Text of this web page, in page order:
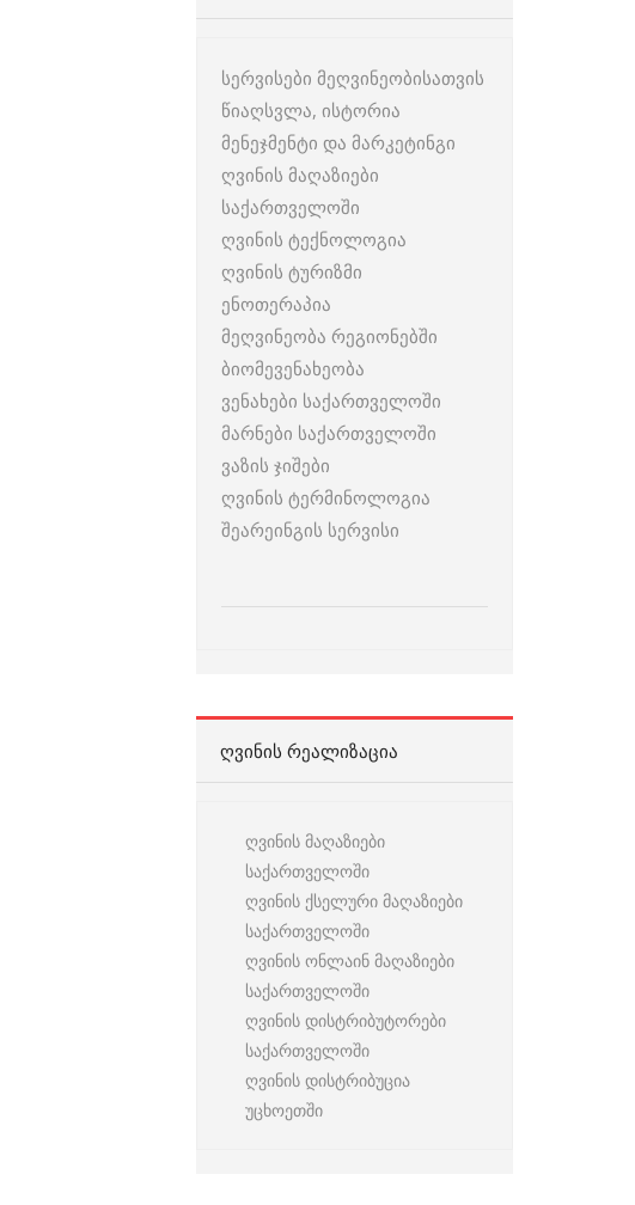
სერვისები მეღვინეობისათვის
წიაღსვლა, ისტორია
მენეჯმენტი და მარკეტინგი
ღვინის მაღაზიები
საქართველოში
ღვინის ტექნოლოგია
ღვინის ტურიზმი
ენოთერაპია
მეღვინეობა რეგიონებში
ბიომევენახეობა
ვენახები საქართველოში
მარნები საქართველოში
ვაზის ჯიშები
ღვინის ტერმინოლოგია
შეარეინგის სერვისი
ᲦᲕᲘᲜᲘᲡ ᲠᲔᲐᲚᲘᲖᲐᲪᲘᲐ
ღვინის მაღაზიები
საქართველოში
ღვინის ქსელური მაღაზიები
საქართველოში
ღვინის ონლაინ მაღაზიები
საქართველოში
ღვინის დისტრიბუტორები
საქართველოში
ღვინის დისტრიბუცია
უცხოეთში